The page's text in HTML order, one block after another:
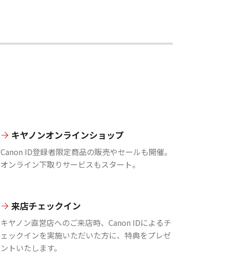
キヤノンオンラインショップ
Canon ID登録者限定商品の販売やセールも開催。
オンライン下取りサービスもスタート。
来店チェックイン
キヤノン直営店へのご来店時、Canon IDによるチ
ェックインを実施いただいた方に、特典をプレゼ
ントいたします。